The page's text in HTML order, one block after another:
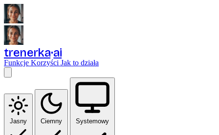
trenerka ai
Funkcje Korzyści Jak to działa
Jasny Ciemny Systemowy